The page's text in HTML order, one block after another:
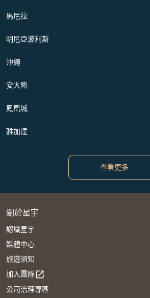
馬尼拉
明尼亞波利斯
沖繩
安大略
鳳凰城
雅加達
查看更多
關於星宇
認識星宇
媒體中心
旅遊須知
加入團隊open_in_new
公司治理專區